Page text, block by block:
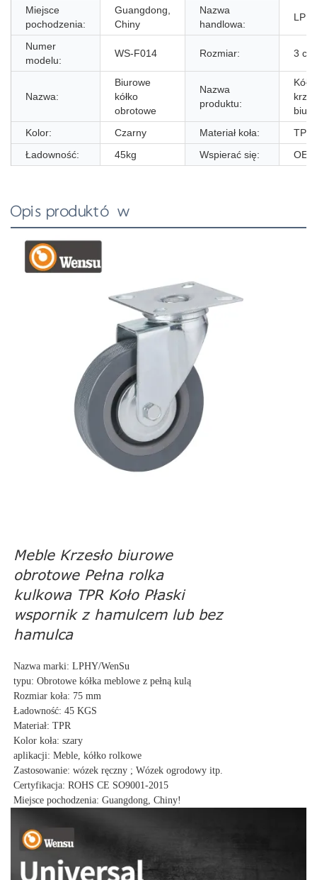
Miejsce
pochodzenia:
Guangdong,
Chiny
Nazwa
handlowa:
Numer
modelu:
WS-F014 Rozmiar: 3
Nazwa:
Biurowe
kółko
obrotowe
Nazwa
produktu:
Kolor:
Czarny Materiał koła:
TPR
Ładowność:
45kg Wspierać się:
Opis produktów
Meble Krzesło biurowe
obrotowe Pełna rolka
kulkowa TPR Koło Płaski
wspornik z hamulcem lub bez
hamulca
Nazwa marki: LPHY/WenSu
typu: Obrotowe kółka meblowe z pełną kulą
Rozmiar koła: 75 mm
Ładowność: 45 KGS
Materiał: TPR
Kolor koła: szary
aplikacji: Meble, kółko rolkowe
Zastosowanie: wózek ręczny ; Wózek ogrodowy itp.
Certyfikacja: ROHS CE SO9001-2015
Miejsce pochodzenia: Guangdong, Chiny!